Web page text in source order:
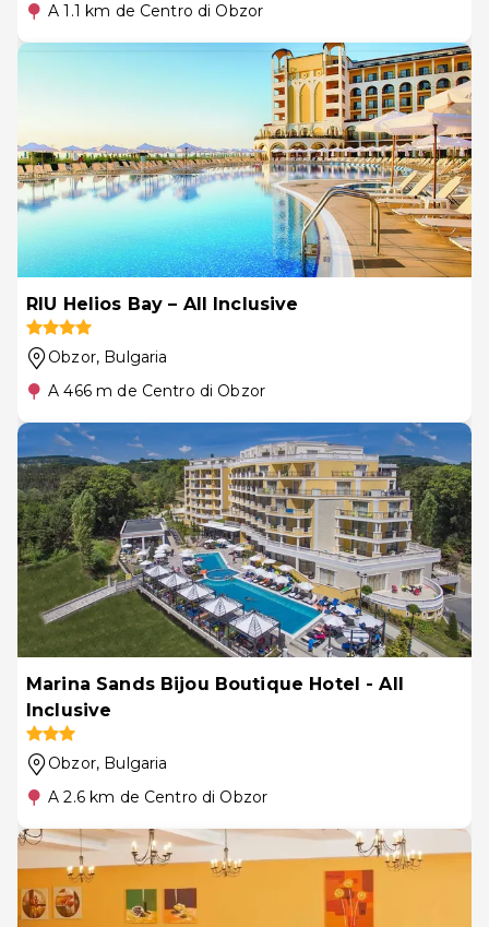
A 1.1 km de Centro di Obzor
RIU Helios Bay – All Inclusive
Obzor, Bulgaria
A 466 m de Centro di Obzor
Marina Sands Bijou Boutique Hotel - All
Inclusive
Obzor, Bulgaria
A 2.6 km de Centro di Obzor